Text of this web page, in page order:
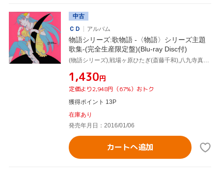
中古
ＣＤ
アルバム
物語シリーズ:歌物語 -〈物語〉シリーズ主題
歌集-(完全生産限定盤)(Blu-ray Disc付)
(物語シリーズ),戦場ヶ原ひたぎ(斎藤千和),八九寺真宵(加藤英美里),神原駿河(沢城みゆき),千石撫子(花澤香菜),羽川翼(堀江由衣),春奈るな,河野マリナ
¥1,430円
定価より2,948円（67%）おトク
獲得ポイント 13P
在庫あり
発売年月日：2016/01/06
カートへ追加